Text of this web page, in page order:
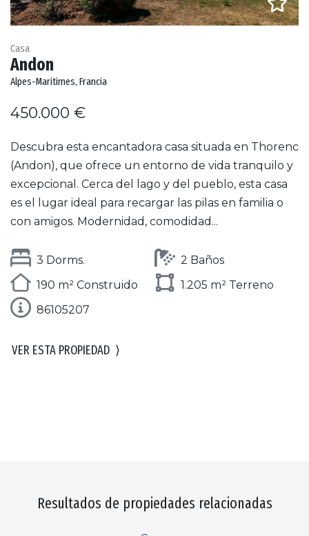
Casa
Andon
Alpes-Maritimes, Francia
450.000 €
Descubra esta encantadora casa situada en Thorenc
(Andon), que ofrece un entorno de vida tranquilo y
excepcional. Cerca del lago y del pueblo, esta casa
es el lugar ideal para recargar las pilas en familia o
con amigos. Modernidad, comodidad...
3 Dorms.
2 Baños
190 m² Construido
1.205 m² Terreno
86105207
VER ESTA PROPIEDAD ⟩
Resultados de propiedades relacionadas